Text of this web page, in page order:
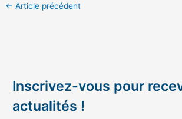
← Article précédent
Inscrivez-vous pour
actualités !